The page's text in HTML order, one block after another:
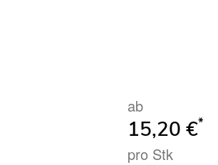
ab
15,20 €*
pro Stk